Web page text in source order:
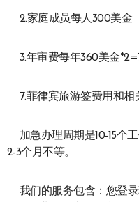
2.家庭成员每人300美金
3.年审费每年360美金
7.菲律宾旅游签费用和相
加急办理周期是10-15个
2-3个月不等。
我们的服务包含：您登